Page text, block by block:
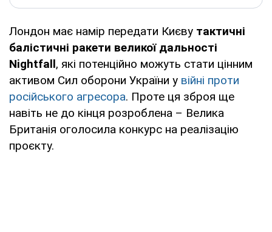
Лондон має намір передати Києву тактичні
балістичні ракети великої дальності
Nightfall, які потенційно можуть стати цінним
активом Сил оборони України у війні проти
російського агресора. Проте ця зброя ще
навіть не до кінця розроблена – Велика
Британія оголосила конкурс на реалізацію
проєкту.